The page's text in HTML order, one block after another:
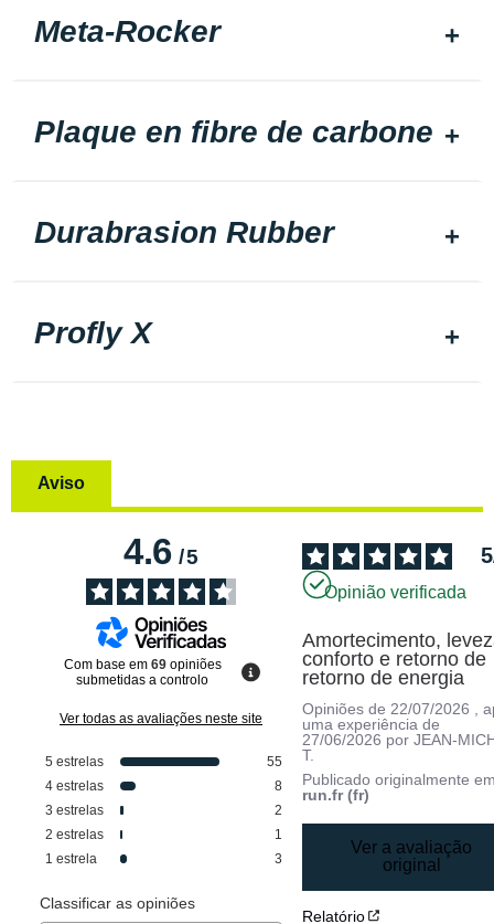
Meta-Rocker
Plaque en fibre de carbone
Durabrasion Rubber
Profly X
Aviso
4.6/5
Com base em 69 opiniões
submetidas a controlo
Ver todas as avaliações neste site
5 estrelas
55
4 estrelas
8
3 estrelas
2
2 estrelas
1
1 estrela 3
Classificar as opiniões
5
Opinião verificada
Amortecimento,
conforto e retorno de
retorno de energia
Opiniões de 22/07/2026
,
uma experiência de
27/06/2026 porJEAN-
T.
Publicado originalmente
run.fr (fr)
Ver a avaliação
original
Relatório